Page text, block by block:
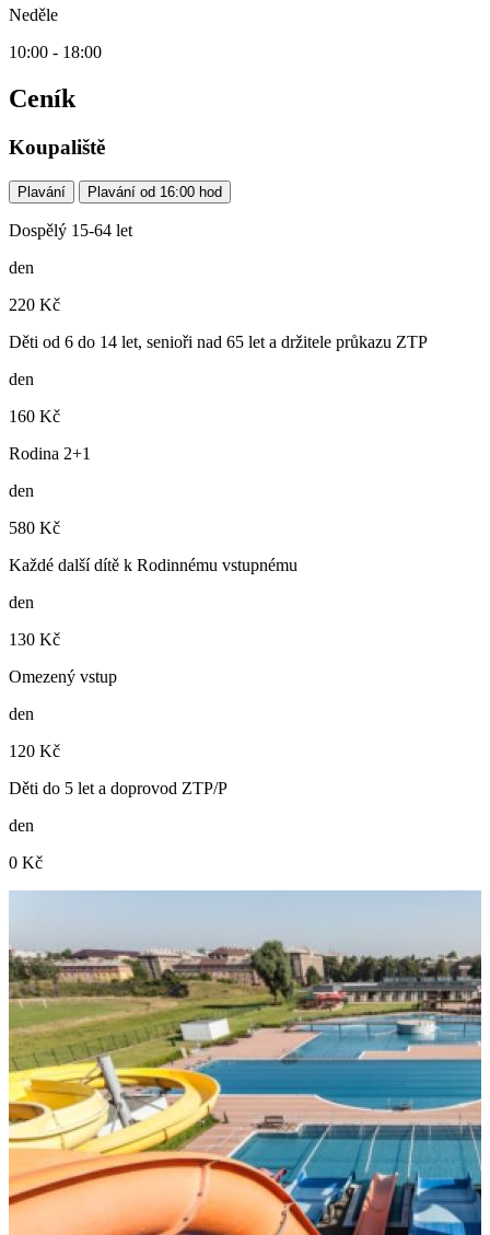
Neděle
10:00 - 18:00
Ceník
Koupaliště
Plavání Plavání od 16:00 hod
Dospělý 15-64 let
den
220 Kč
Děti od 6 do 14 let, senioři nad 65 let a držitele průkazu ZTP
den
160 Kč
Rodina 2+1
den
580 Kč
Každé další dítě k Rodinnému vstupnému
den
130 Kč
Omezený vstup
den
120 Kč
Děti do 5 let a doprovod ZTP/P
den
0 Kč